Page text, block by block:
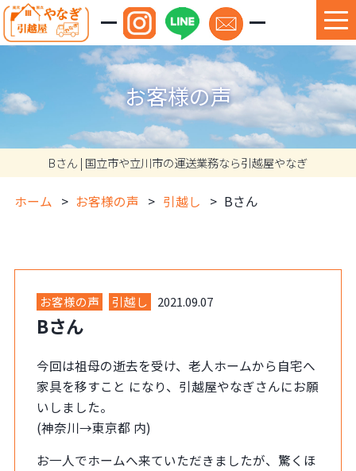
お客様の声
Bさん | 国立市や立川市の運送業務なら引越屋やなぎ
ホーム お客様の声 引越し Bさん
お客様の声 引越し 2021.09.07
Bさん
今回は祖母の逝去を受け、老人ホームから自宅へ
家具を移すこと になり、引越屋やなぎさんにお願
いしました。
(神奈川→東京都 内)
お一人でホームへ来ていただきましたが、驚くほ